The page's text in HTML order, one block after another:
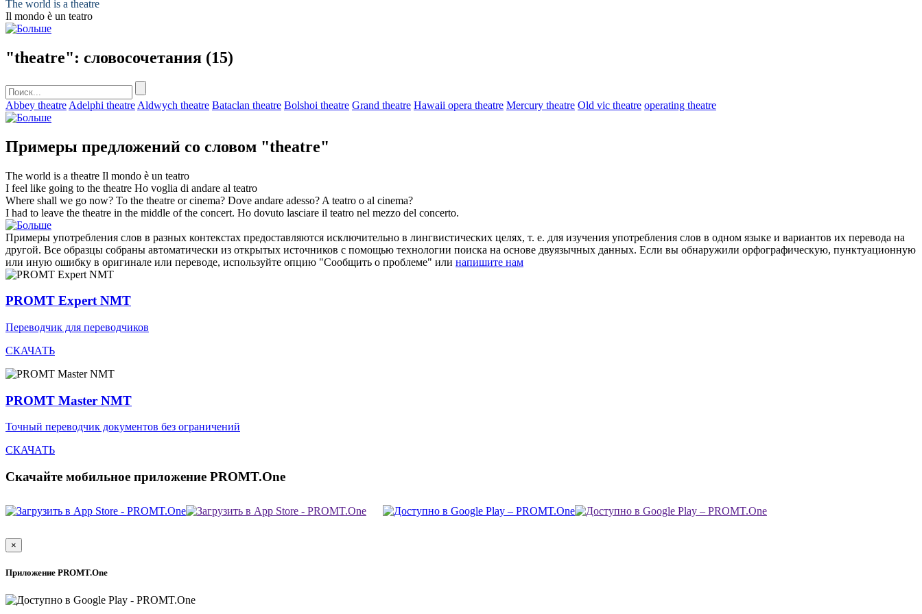
The world is a theatre
Il mondo è un teatro
"theatre": словосочетания (15)
Abbey theatre Adelphi theatre Aldwych theatre Bataclan theatre Bolshoi theatre Grand theatre Hawaii opera theatre Mercury theatre Old vic theatre operating theatre
Примеры предложений со словом "theatre"
The world is a theatre Il mondo è un teatro
I feel like going to the theatre Ho voglia di andare al teatro
Where shall we go now? To the theatre or cinema? Dove andare adesso? A teatro o al cinema?
I had to leave the theatre in the middle of the concert. Ho dovuto lasciare il teatro nel mezzo del concerto.
Примеры употребления слов в разных контекстах предоставляются исключительно в лингвистических целях, т. е. для изучения употребления слов в одном языке и вариантов их перевода на
другой. Все образцы собраны автоматически из открытых источников с помощью технологии поиска на основе двуязычных данных. Если вы обнаружили орфографическую, пунктуационную
или иную ошибку в оригинале или переводе, используйте опцию "Сообщить о проблеме" или напишите нам
PROMT Expert NMT
Переводчик для переводчиков
СКАЧАТЬ
PROMT Master NMT
Точный переводчик документов без ограничений
СКАЧАТЬ
Скачайте мобильное приложение PROMT.One
×
Приложение PROMT.One